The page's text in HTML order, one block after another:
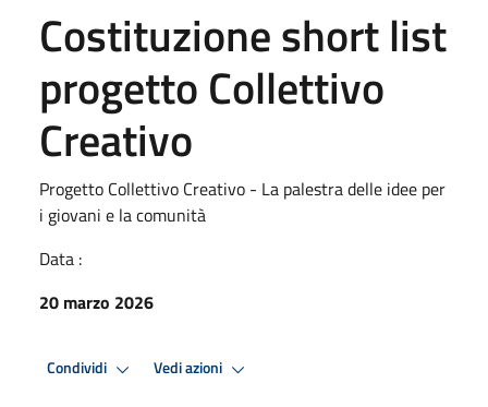
Costituzione short list
progetto Collettivo
Creativo
Progetto Collettivo Creativo - La palestra delle idee per
i giovani e la comunità
Data :
20 marzo 2026
Condividi Vedi azioni